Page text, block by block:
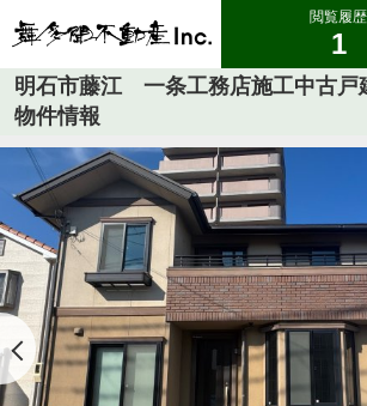
閲覧履歴
1
明石市藤江 一条工務店施工中古戸
物件情報